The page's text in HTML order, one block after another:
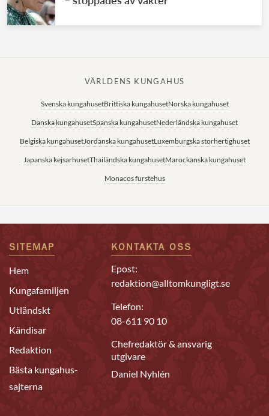
VÄRLDENS KUNGAHUS
Svenska kungahusetBrittiska kungahusetNorska kungahuset
Danska kungahusetSpanska kungahusetNederländska kungahuset
Belgiska kungahusetJordanska kungahusetLuxemburgska storhertighuset
Japanska kejsarhusetThailändska kungahusetMarockanska kungahuset
Monacos furstehus
SITEMAP
Hem
Kungafamiljen
Utländskt
Kändisar
Redaktion
Bästa kungahus-
sajterna
KONTAKTA OSS
Epost:
redaktion@alltomkungligt.se
Telefon:
08-611 90 10
Chefredaktör & ansvarig
utgivare
Daniel Nyhlén